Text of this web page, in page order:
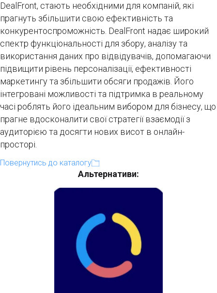
DealFront, стають необхідними для компаній, які
прагнуть збільшити свою ефективність та
конкурентоспроможність. DealFront надає широкий
спектр функціональності для збору, аналізу та
використання даних про відвідувачів, допомагаючи
підвищити рівень персоналізації, ефективності
маркетингу та збільшити обсяги продажів. Його
інтегровані можливості та підтримка в реальному
часі роблять його ідеальним вибором для бізнесу, що
прагне вдосконалити свої стратегії взаємодії з
аудиторією та досягти нових висот в онлайн-
просторі.
Повернутись до каталогу
Альтернативи: